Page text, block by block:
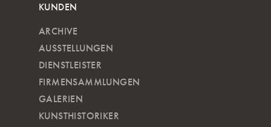
KUNDEN
ARCHIVE
AUSSTELLUNGEN
DIENSTLEISTER
FIRMENSAMMLUNGEN
GALERIEN
KUNSTHISTORIKER